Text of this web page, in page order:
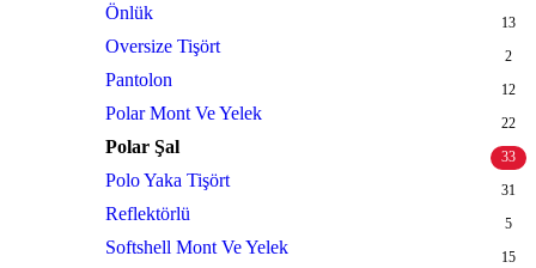
Önlük 13
Oversize Tişört 2
Pantolon 12
Polar Mont Ve Yelek 22
Polar Şal 33
Polo Yaka Tişört 31
Reflektörlü 5
Softshell Mont Ve Yelek 15